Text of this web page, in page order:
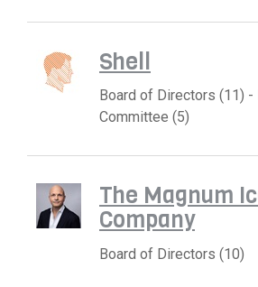
Shell
Board of Directors (11) -
Committee (5)
The Magnum
Company
Board of Directors (10)